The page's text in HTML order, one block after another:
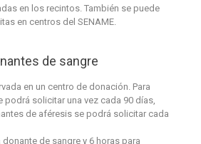
en los recintos. También se puede
en centros del SENAME.
de sangre
en un centro de donación. Para
podrá solicitar una vez cada 90 días,
de aféresis se podrá solicitar cada
de sangre y 6 horas para